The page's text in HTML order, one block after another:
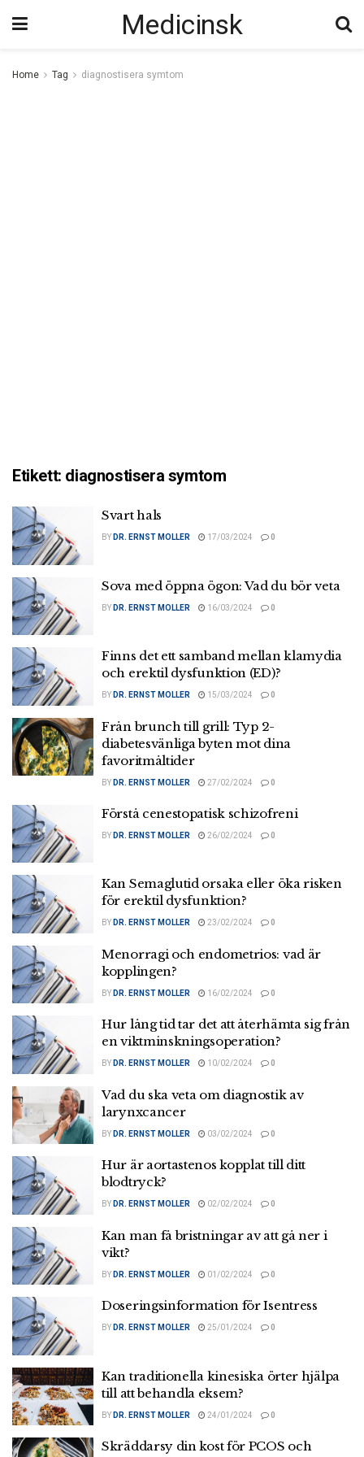
Medicinsk
Home Tag diagnostisera symtom
Etikett: diagnostisera symtom
Svart hals
BY DR. ERNST MOLLER 17/03/2024 0
Sova med öppna ögon: Vad du bör veta
BY DR. ERNST MOLLER 16/03/2024 0
Finns det ett samband mellan klamydia
och erektil dysfunktion (ED)?
BY DR. ERNST MOLLER 15/03/2024 0
Från brunch till grill: Typ 2-
diabetesvänliga byten mot dina
favoritmåltider
BY DR. ERNST MOLLER 27/02/2024 0
Förstå cenestopatisk schizofreni
BY DR. ERNST MOLLER 26/02/2024 0
Kan Semaglutid orsaka eller öka risken
för erektil dysfunktion?
BY DR. ERNST MOLLER 23/02/2024 0
Menorragi och endometrios: vad är
kopplingen?
BY DR. ERNST MOLLER 16/02/2024 0
Hur lång tid tar det att återhämta sig från
en viktminskningsoperation?
BY DR. ERNST MOLLER 10/02/2024 0
Vad du ska veta om diagnostik av
larynxcancer
BY DR. ERNST MOLLER 03/02/2024 0
Hur är aortastenos kopplat till ditt
blodtryck?
BY DR. ERNST MOLLER 02/02/2024 0
Kan man få bristningar av att gå ner i
vikt?
BY DR. ERNST MOLLER 01/02/2024 0
Doseringsinformation för Isentress
BY DR. ERNST MOLLER 25/01/2024 0
Kan traditionella kinesiska örter hjälpa
till att behandla eksem?
BY DR. ERNST MOLLER 24/01/2024 0
Skräddarsy din kost för PCOS och